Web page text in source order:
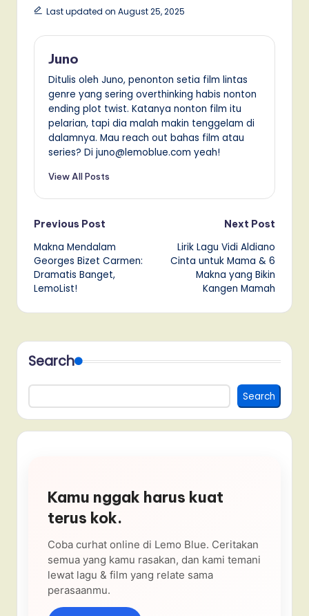
Last updated on August 25, 2025
Juno
Ditulis oleh Juno, penonton setia film lintas
genre yang sering overthinking habis nonton
ending plot twist. Katanya nonton film itu
pelarian, tapi dia malah makin tenggelam di
dalamnya. Mau reach out bahas film atau
series? Di juno@lemoblue.com yeah!
View All Posts
Post
navigation
Previous Post
Makna Mendalam
Georges Bizet Carmen:
Dramatis Banget,
LemoList!
Next Post
Lirik Lagu Vidi Aldiano
Cinta untuk Mama & 6
Makna yang Bikin
Kangen Mamah
Search
Search
Kamu nggak harus kuat
terus kok.
Coba curhat online di Lemo Blue. Ceritakan
semua yang kamu rasakan, dan kami temani
lewat lagu & film yang relate sama
perasaanmu.